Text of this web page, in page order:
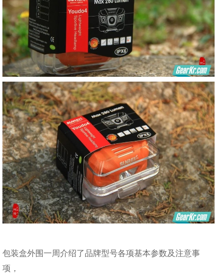
包装盒外围一周介绍了品牌型号各项基本参数及注意事
项，